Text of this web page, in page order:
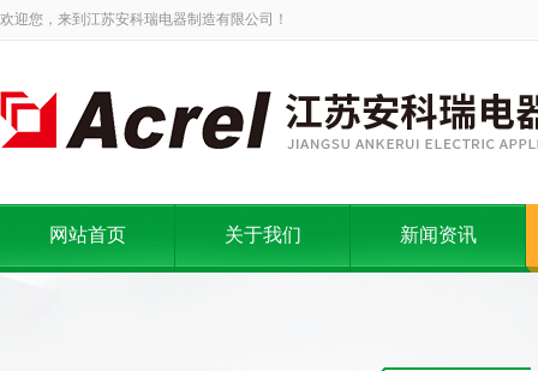
欢迎您，来到江苏安科瑞电器制造有限公司！
网站首页 关于我们 新闻资讯